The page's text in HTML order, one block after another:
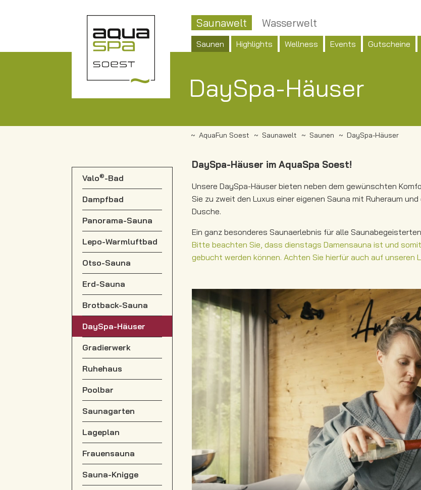
Saunawelt
Saunen Highlights Wellness Events Gutscheine
Wasserwelt
DaySpa-Häuser
AquaFun Soest Saunawelt Saunen DaySpa-Häuser
DaySpa-Häuser im AquaSpa Soest!
Unsere DaySpa-Häuser bieten neben dem gewünschten
Sie zu zweit den Luxus einer eigenen Sauna mit Ruheraum
Dusche.
Ein ganz besonderes Saunaerlebnis für alle
Bitte beachten Sie, dass dienstags Damensauna ist und
gebucht werden können. Achten Sie hierfür auch auf unseren
Valo®-Bad
Dampfbad
Panorama-Sauna
Lepo-Warmluftbad
Otso-Sauna
Erd-Sauna
Brotback-Sauna
DaySpa-Häuser
Gradierwerk
Ruhehaus
Poolbar
Saunagarten
Lageplan
Frauensauna
Sauna-Knigge